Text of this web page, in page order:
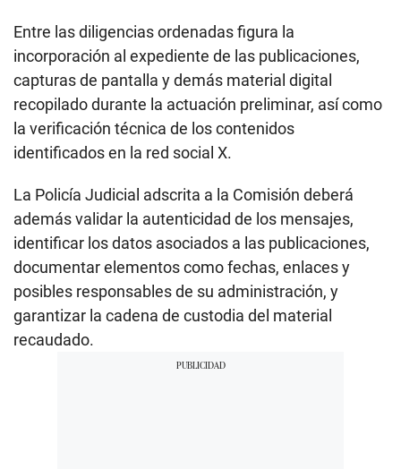
Entre las diligencias ordenadas figura la
incorporación al expediente de las publicaciones,
capturas de pantalla y demás material digital
recopilado durante la actuación preliminar, así como
la verificación técnica de los contenidos
identificados en la red social X.
La Policía Judicial adscrita a la Comisión deberá
además validar la autenticidad de los mensajes,
identificar los datos asociados a las publicaciones,
documentar elementos como fechas, enlaces y
posibles responsables de su administración, y
garantizar la cadena de custodia del material
recaudado.